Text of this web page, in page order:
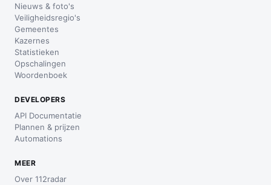
Nieuws & foto's
Veiligheidsregio's
Gemeentes
Kazernes
Statistieken
Opschalingen
Woordenboek
DEVELOPERS
API Documentatie
Plannen & prijzen
Automations
MEER
Over 112radar